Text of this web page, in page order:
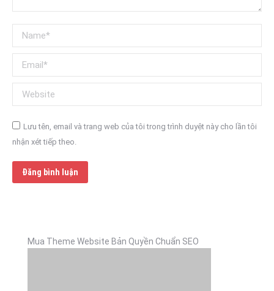
Name *
Email *
Website
Lưu tên, email và trang web của tôi trong trình duyệt này cho lần tôi
nhận xét tiếp theo.
Đăng bình luận
Mua Theme Website Bản Quyền Chuẩn SEO